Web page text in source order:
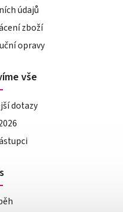
údajů
zboží
opravy
vše
dotazy